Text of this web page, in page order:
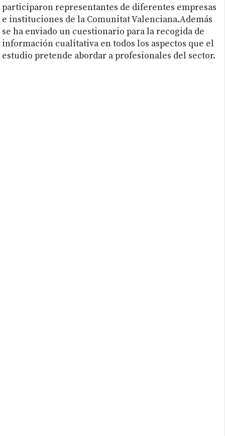
participaron representantes de diferentes empresas
e instituciones de la Comunitat Valenciana.Además
se ha enviado un cuestionario para la recogida de
información cualitativa en todos los aspectos que el
estudio pretende abordar a profesionales del sector.